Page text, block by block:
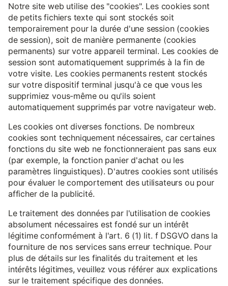
Notre site web utilise des "cookies". Les cookies sont
de petits fichiers texte qui sont stockés soit
temporairement pour la durée d'une session (cookies
de session), soit de manière permanente (cookies
permanents) sur votre appareil terminal. Les cookies de
session sont automatiquement supprimés à la fin de
votre visite. Les cookies permanents restent stockés
sur votre dispositif terminal jusqu'à ce que vous les
supprimiez vous-même ou qu'ils soient
automatiquement supprimés par votre navigateur web.
Les cookies ont diverses fonctions. De nombreux
cookies sont techniquement nécessaires, car certaines
fonctions du site web ne fonctionneraient pas sans eux
(par exemple, la fonction panier d'achat ou les
paramètres linguistiques). D'autres cookies sont utilisés
pour évaluer le comportement des utilisateurs ou pour
afficher de la publicité.
Le traitement des données par l'utilisation de cookies
absolument nécessaires est fondé sur un intérêt
légitime conformément à l'art. 6 (1) lit. f DSGVO dans la
fourniture de nos services sans erreur technique. Pour
plus de détails sur les finalités du traitement et les
intérêts légitimes, veuillez vous référer aux explications
sur le traitement spécifique des données.